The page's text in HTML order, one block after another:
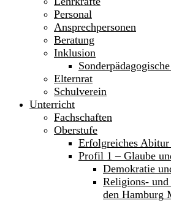
Personal
Ansprechpersonen
Beratung
Inklusion
Elternrat
Schulverein
Unterricht
Fachschaften
Oberstufe
Erfolgreiches Abitur
Profil 1 – Glaube
Demokratie
Religions-
den Hamburg